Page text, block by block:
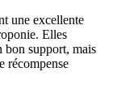
une excellente
Elles
bon support, mais
récompense